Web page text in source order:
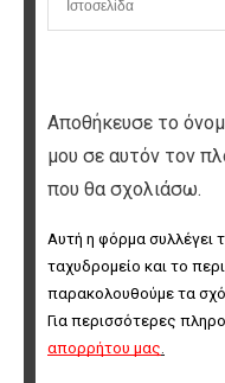
Αποθήκευσε το
μου σε αυτόν τον
που θα σχολιάσω.
Αυτή η φόρμα συλλέγει
ταχυδρομείο και το
παρακολουθούμε τα
Για περισσότερες
απορρήτου μας